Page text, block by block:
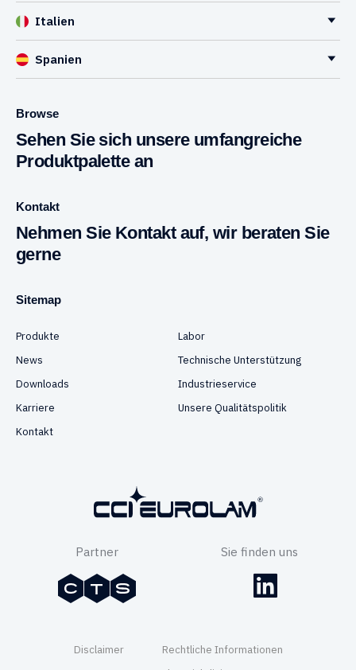
Italien
Spanien
Browse
Sehen Sie sich unsere umfangreiche
Produktpalette an
Kontakt
Nehmen Sie Kontakt auf, wir beraten Sie
gerne
Sitemap
Produkte
Labor
News
Technische Unterstützung
Downloads
Industrieservice
Karriere
Unsere Qualitätspolitik
Kontakt
Partner Sie finden uns
Disclaimer
Rechtliche Informationen